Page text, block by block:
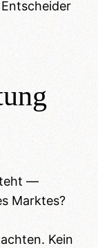
—
Marktes?
Kein